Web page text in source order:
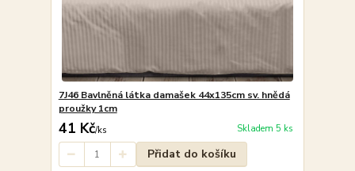
7J46 Bavlněná látka damašek 44x135cm sv. hnědá
proužky 1cm
41 Kč/ks Skladem 5 ks
Přidat do košíku